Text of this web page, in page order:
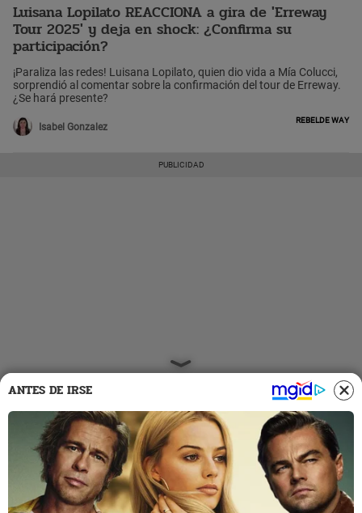
Luisana Lopilato REACCIONA a gira de 'Erreway
Tour 2025' y deja en shock: ¿Confirma su
participación?
¡Paraliza las redes! Luisana Lopilato, quien dio vida a Mía Colucci,
sorprendió al comentar sobre la confirmación del tour de Erreway.
¿Se hará presente?
Isabel Gonzalez
Rebelde way
ANTES DE IRSE